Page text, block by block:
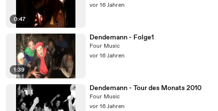
0:47
vor 16 Jahren
1:39
Dendemann - Folge1
Four Music
vor 16 Jahren
Dendemann - Tour des Monats 2010
Four Music
vor 16 Jahren